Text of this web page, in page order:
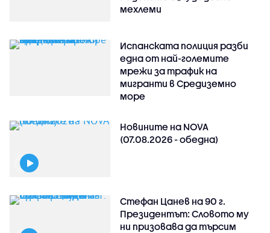
мехлеми
Испанската полиция разби
една от най-големите
мрежи за трафик на
мигранти в Средиземно
море
Новините на NOVA
(07.08.2026 - обедна)
Стефан Цанев на 90 г.
Президентът: Словото му
ни призовава да търсим